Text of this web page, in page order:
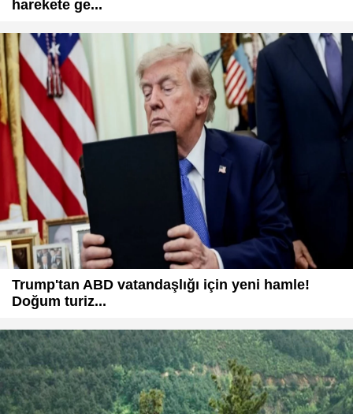
harekete ge...
Trump'tan ABD vatandaşlığı için yeni hamle!
Doğum turiz...